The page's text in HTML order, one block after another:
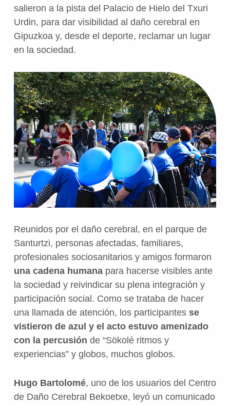
salieron a la pista del Palacio de Hielo del Txuri
Urdin, para dar visibilidad al daño cerebral en
Gipuzkoa y, desde el deporte, reclamar un lugar
en la sociedad.
Reunidos por el daño cerebral, en el parque de
Santurtzi, personas afectadas, familiares,
profesionales sociosanitarios y amigos formaron
una cadena humanapara hacerse visibles ante
la sociedad y reivindicar su plena integración y
participación social. Como se trataba de hacer
una llamada de atención, los participantes se
vistieron de azul y el acto estuvo amenizado
con la percusión de “Sökolé ritmos y
experiencias” y globos, muchos globos.
Hugo Bartolomé, uno de los usuarios del Centro
de Daño Cerebral Bekoetxe, leyó un comunicado